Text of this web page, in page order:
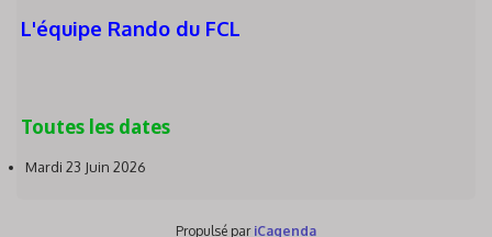
L'équipe Rando du FCL
Toutes les dates
Mardi 23 Juin 2026
Propulsé par iCagenda